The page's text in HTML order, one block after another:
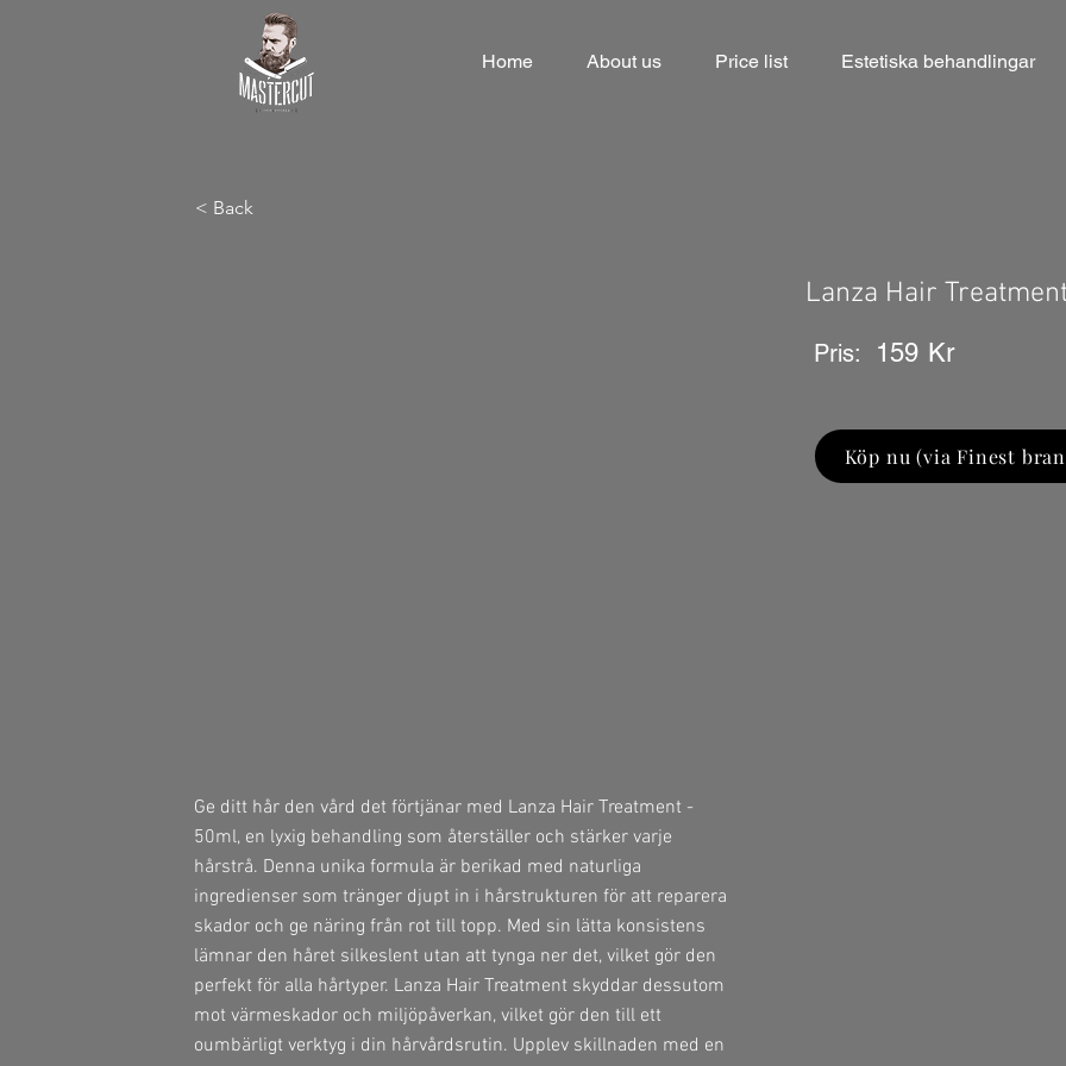
Home About us Price list Estetiska behandlingar
< Back
Lanza Hair
Pris: 159 Kr
Köp nu (via Finest
Ge ditt hår den vård det förtjänar med Lanza Hair Treatment -
50ml, en lyxig behandling som återställer och stärker varje
hårstrå. Denna unika formula är berikad med naturliga
ingredienser som tränger djupt in i hårstrukturen för att reparera
skador och ge näring från rot till topp. Med sin lätta konsistens
lämnar den håret silkeslent utan att tynga ner det, vilket gör den
perfekt för alla hårtyper. Lanza Hair Treatment skyddar dessutom
mot värmeskador och miljöpåverkan, vilket gör den till ett
oumbärligt verktyg i din hårvårdsrutin. Upplev skillnaden med en